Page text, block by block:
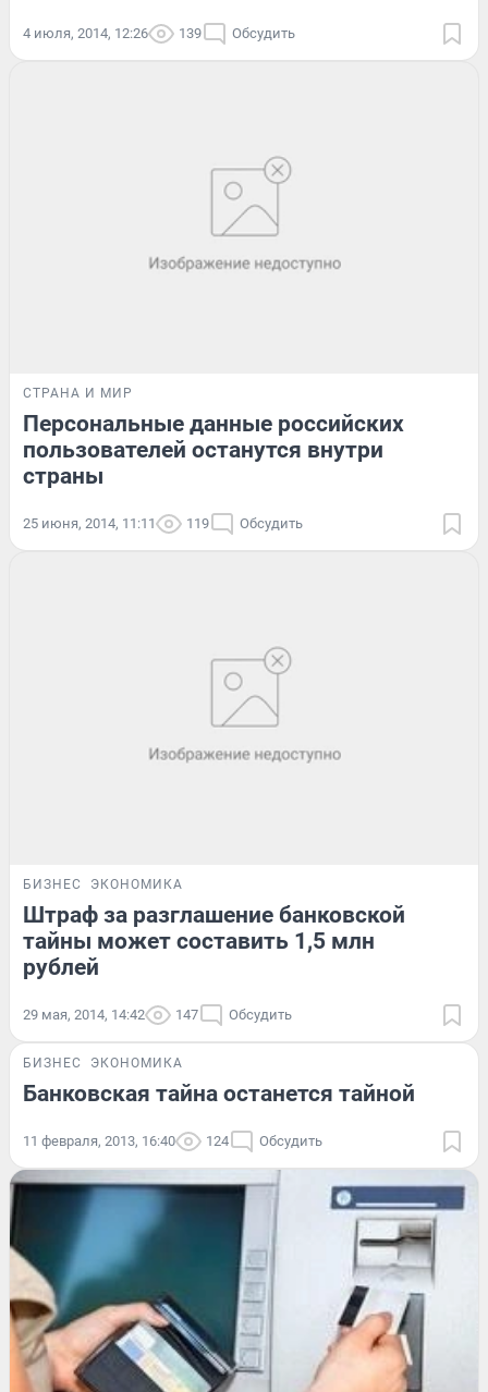
4 июля, 2014, 12:26 139 Обсудить
СТРАНА И МИР
Персональные данные российских
пользователей останутся внутри
страны
25 июня, 2014, 11:11 119 Обсудить
БИЗНЕС ЭКОНОМИКА
Штраф за разглашение банковской
тайны может составить 1,5 млн
рублей
29 мая, 2014, 14:42 147 Обсудить
БИЗНЕС ЭКОНОМИКА
Банковская тайна останется тайной
11 февраля, 2013, 16:40 124 Обсудить